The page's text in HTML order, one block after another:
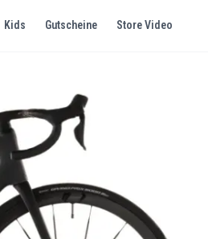
Kids Gutscheine Store Video